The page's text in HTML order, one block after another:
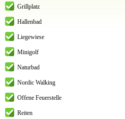
Grillplatz
Hallenbad
Liegewiese
Minigolf
Naturbad
Nordic Walking
Offene Feuerstelle
Reiten